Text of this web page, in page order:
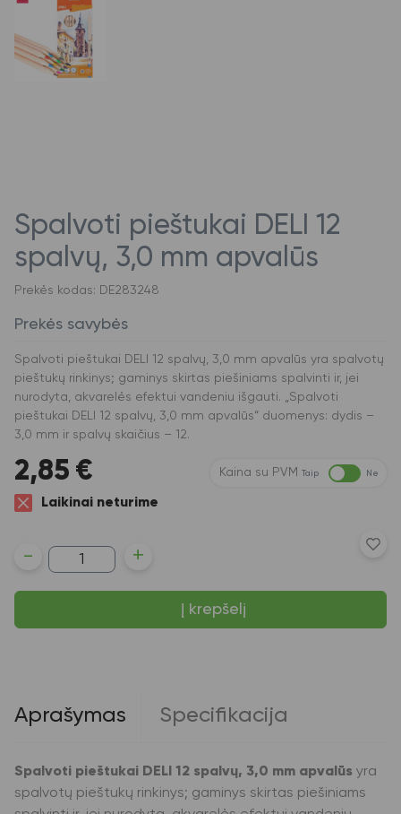
Spalvoti pieštukai DELI 12
spalvų, 3,0 mm apvalūs
Prekės kodas: DE283248
Prekės savybės
Spalvoti pieštukai DELI 12 spalvų, 3,0 mm apvalūs yra spalvotų
pieštukų rinkinys; gaminys skirtas piešiniams spalvinti ir, jei
nurodyta, akvarelės efektui vandeniu išgauti. „Spalvoti
pieštukai DELI 12 spalvų, 3,0 mm apvalūs“ duomenys: dydis –
3,0 mm ir spalvų skaičius – 12.
2,85 € Kaina su PVM Taip Ne
Laikinai neturime
produkto
kiekis:
Spalvoti
pieštukai
12
- +
Į krepšelį
Aprašymas Specifikacija
Spalvoti pieštukai DELI 12 spalvų, 3,0 mm apvalūs yra
spalvotų pieštukų rinkinys; gaminys skirtas piešiniams